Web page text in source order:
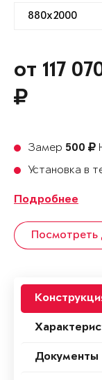
от 117
Замер 500
Установка в
Подробнее
Посмотреть
Документы